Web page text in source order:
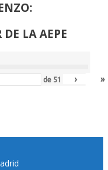
LA AEPE
de 51 › »